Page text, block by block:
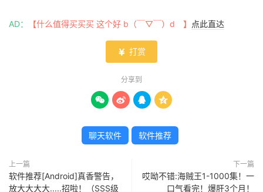
AD： 【什么值得买买买 这个好 b（￣▽￣）d 】 点此直达
 打赏
分享到
   
聊天软件 软件推荐
上一篇
软件推荐[Android]真香警告，
放大大大大.....招啦！（SSS级
下一篇
哎呦不错:海贼王1-1000集！一
口气看完！爆肝3个月！